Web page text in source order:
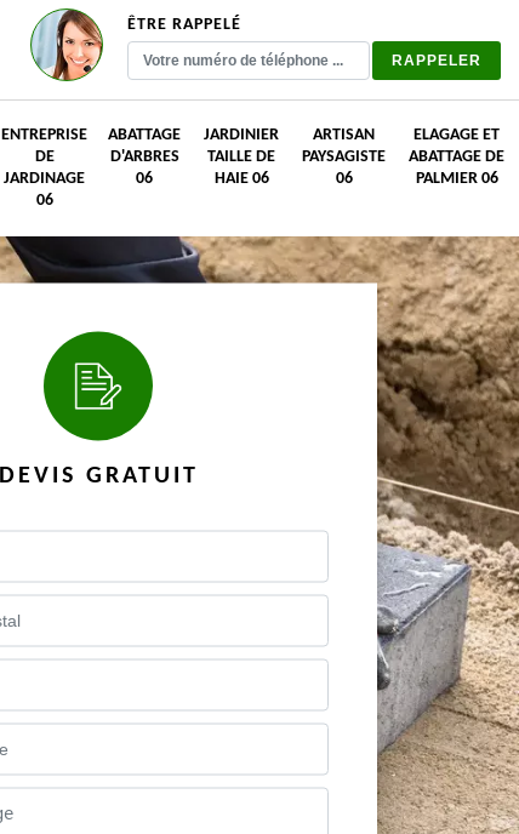
ÊTRE RAPPELÉ
ENTREPRISE
DE
JARDINAGE
06
ABATTAGE
D'ARBRES
06
JARDINIER
TAILLE DE
HAIE 06
ARTISAN
PAYSAGISTE
06
ELAGAGE ET
ABATTAGE DE
PALMIER 06
DEVIS GRATUIT